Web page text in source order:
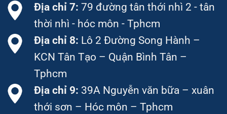
Địa chỉ 7:79 đường tân thới nhì 2 - tân
thời nhì - hóc môn - Tphcm
Địa chỉ 8: Lô 2 Đường Song Hành –
KCN Tân Tạo – Quận Bình Tân –
Tphcm
Địa chỉ 9: 39A Nguyễn văn bữa – xuân
thới sơn – Hóc môn – Tphcm